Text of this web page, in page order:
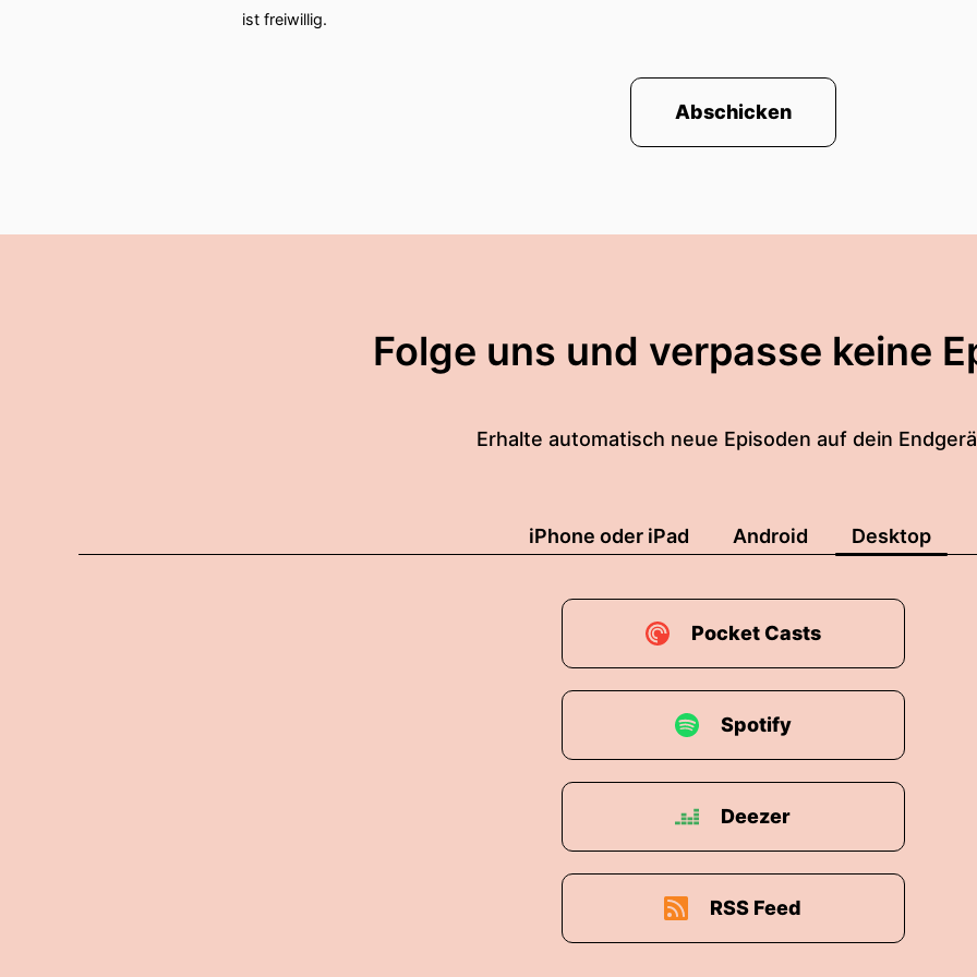
ist freiwillig.
Abschicken
Folge uns und verpasse keine
Erhalte automatisch neue Episoden auf dein
iPhone oder iPad Android Desktop
Pocket Casts
Spotify
Deezer
RSS Feed